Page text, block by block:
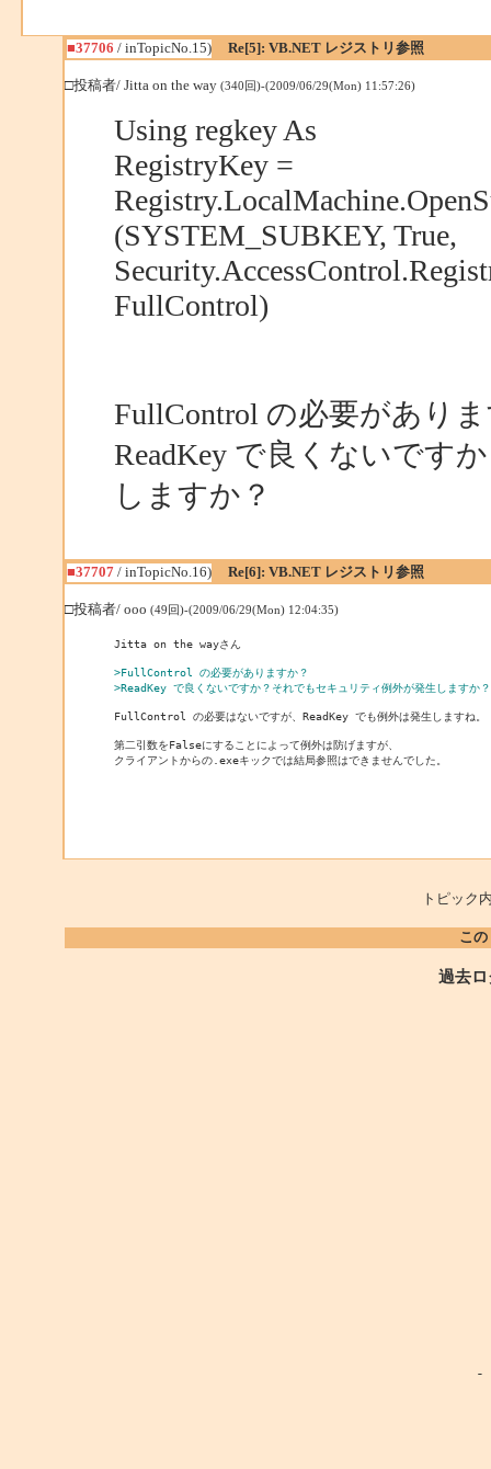
■37706 / inTopicNo.15) Re[5]: VB.NET レジストリ参照
□投稿者/ Jitta on the way (340回)-(2009/06/29(Mon) 11:57:26)
Using regkey As
RegistryKey =
(SYSTEM_SUBKEY, True,
FullControl)
FullControl の必要があり
ReadKey で良くないです
しますか？
■37707/ inTopicNo.16) Re[6]: VB.NET レジストリ参照
□投稿者/ ooo (49回)-(2009/06/29(Mon) 12:04:35)
Jitta on the wayさん
>FullControl の必要がありますか？
>ReadKey で良くないですか？それでもセキュリティ例外が発生しますか？
FullControl の必要はないですが、ReadKey でも例外は発生しますね。
第二引数をFalseにすることによって例外は防げますが、
クライアントからの.exeキックでは結局参照はできませんでした。
トピッ
こ
過去